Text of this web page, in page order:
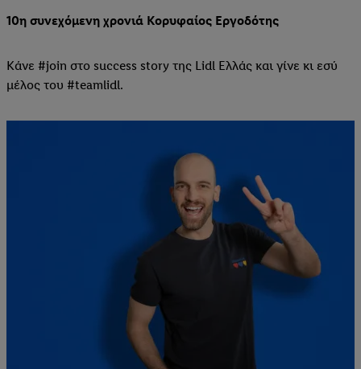
10η συνεχόμενη χρονιά Κορυφαίος Εργοδότης
Κάνε #join στο success story της Lidl Ελλάς και γίνε κι εσύ
μέλος του #teamlidl.